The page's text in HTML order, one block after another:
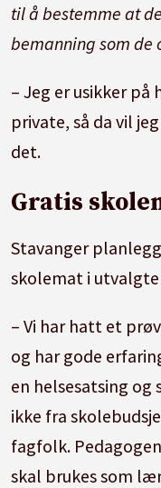
til å bestemme at
bemanning som de
– Jeg er usikker på
private, så da vil
det.
Gratis
Stavanger
skolemat i
– Vi har hatt et
og har gode
en helsesatsing
ikke fra
fagfolk.
skal brukes som